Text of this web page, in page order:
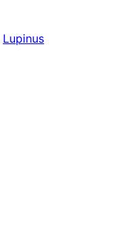
Lupinus